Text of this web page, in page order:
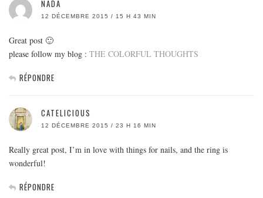
NADA
12 DÉCEMBRE 2015 / 15 H 43 MIN
Great post 🙂
please follow my blog : THE COLORFUL THOUGHTS
RÉPONDRE
CATELICIOUS
12 DÉCEMBRE 2015 / 23 H 16 MIN
Really great post, I’m in love with things for nails, and the ring is
wonderful!
RÉPONDRE